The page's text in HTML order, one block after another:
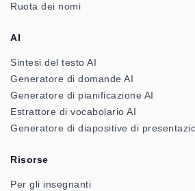
Ruota dei nomi
AI
Sintesi del testo AI
Generatore di domande AI
Generatore di pianificazione AI
Estrattore di vocabolario AI
Generatore di diapositive di
Risorse
Per gli insegnanti